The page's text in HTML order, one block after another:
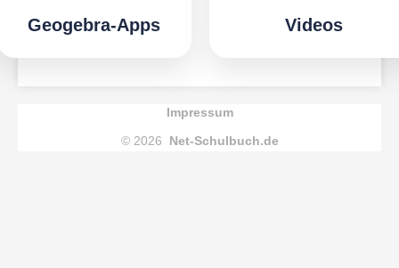
Geogebra-Apps Videos
Impressum
© 2026
Net-Schulbuch.de